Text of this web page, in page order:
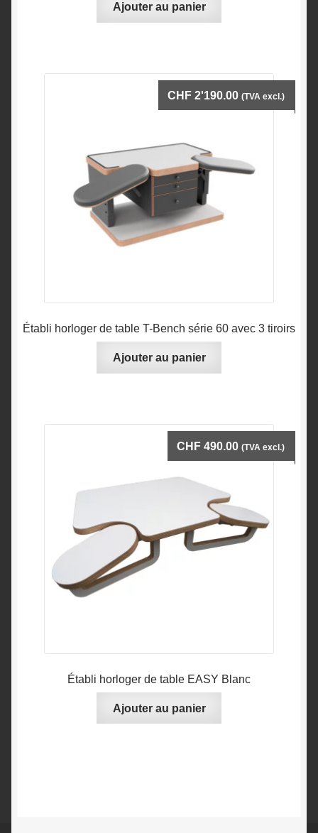
Ajouter au panier
Établi horloger de table T-Bench série 60 avec 3 tiroirs
CHF 2'190.00 (TVA excl.)
Ajouter au panier
Établi horloger de table EASY Blanc
CHF 490.00 (TVA excl.)
Ajouter au panier